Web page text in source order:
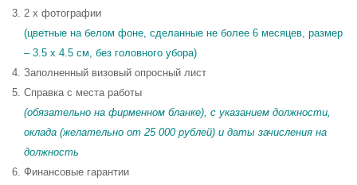
2 x фотографии
(цветные на белом фоне, сделанные не более 6 месяцев, размер
– 3.5 x 4.5 см, без головного убора)
Заполненный визовый опросный лист
Справка с места работы
(обязательно на фирменном бланке), с указанием должности,
оклада (желательно от 25 000 рублей) и даты зачисления на
должность
Финансовые гарантии